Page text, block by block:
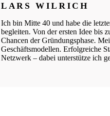
LARS WILRICH
Ich bin Mitte 40 und habe die
begleiten. Von der ersten Idee bis
Chancen der Gründungsphase.
Geschäftsmodellen. Erfolgreiche
Netzwerk – dabei unterstütze ich